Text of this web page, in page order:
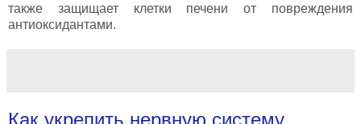
также защищает клетки печени от повреждения
антиоксидантами.
Как укрепить нервную систему